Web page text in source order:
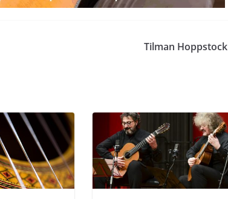
Tilman Hoppstock